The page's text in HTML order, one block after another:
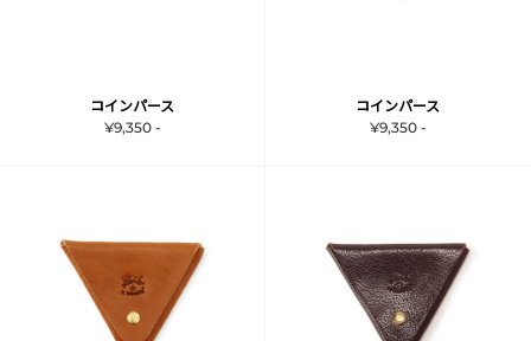
コインパース
¥9,350 -
コインパース
¥9,350 -